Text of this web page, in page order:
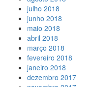
julho 2018
junho 2018
maio 2018
abril 2018
março 2018
fevereiro 2018
janeiro 2018
dezembro 2017